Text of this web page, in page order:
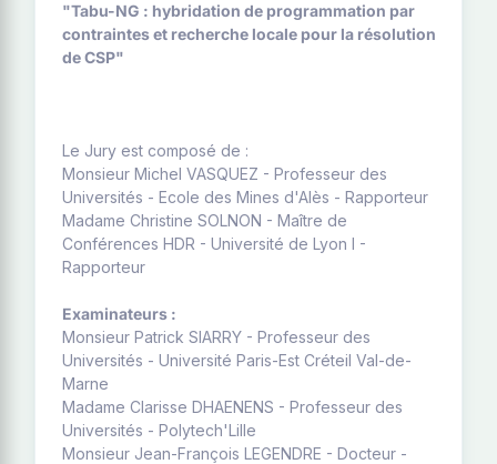
"Tabu-NG : hybridation de programmation par
contraintes et recherche locale pour la résolution
de CSP"
Le Jury est composé de :
Monsieur Michel VASQUEZ - Professeur des
Universités - Ecole des Mines d'Alès - Rapporteur
Madame Christine SOLNON - Maître de
Conférences HDR - Université de Lyon I -
Rapporteur
Examinateurs :
Monsieur Patrick SIARRY - Professeur des
Universités - Université Paris-Est Créteil Val-de-
Marne
Madame Clarisse DHAENENS - Professeur des
Universités - Polytech'Lille
Monsieur Jean-François LEGENDRE - Docteur -